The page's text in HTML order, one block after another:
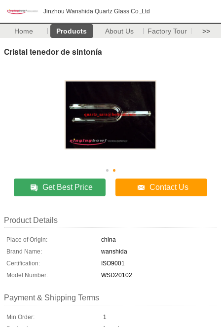
Jinzhou Wanshida Quartz Glass Co.,Ltd
Home Products About Us Factory Tour >>
Cristal tenedor de sintonía
Get Best Price Contact Us
Product Details
Place of Origin:
china
Brand Name:
wanshida
Certification:
ISO9001
Model Number:
WSD20102
Payment & Shipping Terms
Min Order:
1